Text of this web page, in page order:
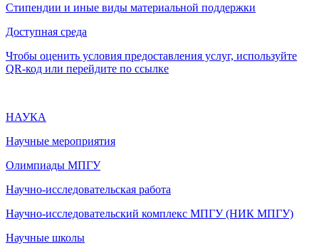
Стипендии и иные виды материальной поддержки
Доступная среда
Чтобы оценить условия предоставления услуг, используйте
QR-код или перейдите по ссылке
НАУКА
Научные мероприятия
Олимпиады МПГУ
Научно-исследовательская работа
Научно-исследовательский комплекс МПГУ (НИК МПГУ)
Научные школы